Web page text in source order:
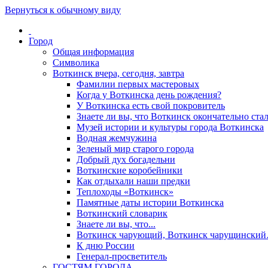
Вернуться к обычному виду
Город
Общая информация
Символика
Воткинск вчера, сегодня, завтра
Фамилии первых мастеровых
Когда у Воткинска день рождения?
У Воткинска есть свой покровитель
Знаете ли вы, что Воткинск окончательно
Музей истории и культуры города Воткинска
Водная жемчужина
Зеленый мир старого города
Добрый дух богадельни
Воткинские коробейники
Как отдыхали наши предки
Теплоходы «Воткинск»
Памятные даты истории Воткинска
Воткинский словарик
Знаете ли вы, что...
Воткинск чарующий, Воткинск
К дню России
Генерал-просветитель